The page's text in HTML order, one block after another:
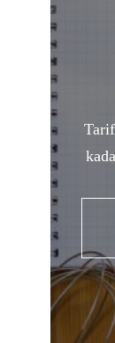
f
o
r
: